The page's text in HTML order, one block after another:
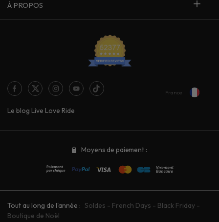
À PROPOS
Le blog Live Love Ride
France
Moyens de paiement :
Tout au long de l'année : Soldes - French Days - Black Friday -
Boutique de Noël